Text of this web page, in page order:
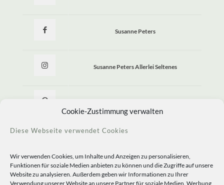
Cookie-Zustimmung verwalten
Diese Webseite verwendet Cookies
Wir verwenden Cookies, um Inhalte und Anzeigen zu personalisieren,
Funktionen für soziale Medien anbieten zu können und die Zugriffe auf unsere
Website zu analysieren. Außerdem geben wir Informationen zu Ihrer
Verwendung unserer Website an unsere Partner für soziale Medien, Werbung
Susanne Peters
Susanne Peters Allerlei Seltenes